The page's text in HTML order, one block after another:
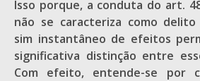
Isso porque, a conduta do art.
não se caracteriza como delito
sim instantâneo de efeitos
significativa distinção entre
Com efeito, entende-se por